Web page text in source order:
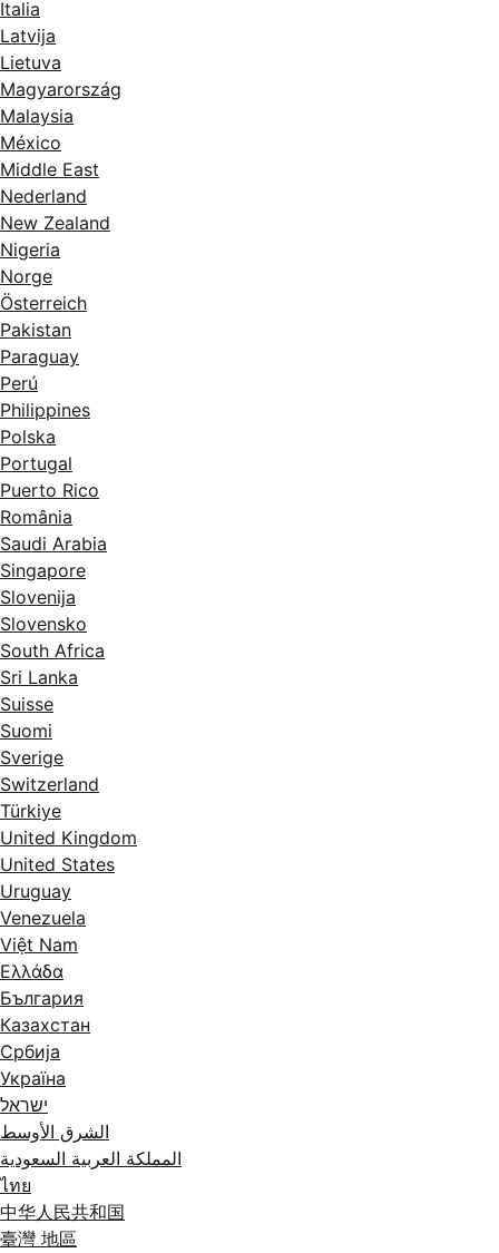
Italia
Latvija
Lietuva
Magyarország
Malaysia
México
Middle East
Nederland
New Zealand
Nigeria
Norge
Österreich
Pakistan
Paraguay
Perú
Philippines
Polska
Portugal
Puerto Rico
România
Saudi Arabia
Singapore
Slovenija
Slovensko
South Africa
Sri Lanka
Suisse
Suomi
Sverige
Switzerland
Türkiye
United Kingdom
United States
Uruguay
Venezuela
Việt Nam
Ελλάδα
България
Казахстан
Србија
Україна
ישראל
الشرق الأوسط
المملكة العربية السعودية
ไทย
中华人民共和国
臺灣 地區